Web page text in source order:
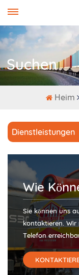
Suchen
Heim
Dienstleistungen
Wie
Sie können uns
kontaktieren. Wir
Telefon